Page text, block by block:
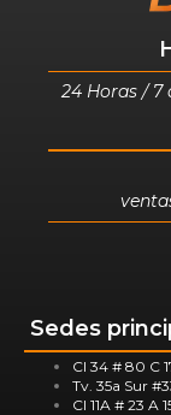
24 Horas / 7
Sedes
Cl 34 # 80 C
Tv. 35a Sur
Cl 11A # 23 A